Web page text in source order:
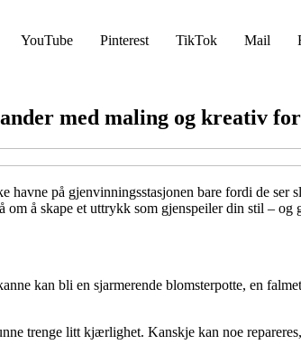
YouTube Pinterest TikTok Mail
med maling og kreativ
havne på gjenvinningsstasjonen bare fordi de
om å skape et uttrykk som gjenspeiler din stil –
kan bli en sjarmerende blomsterpotte, en
trenge litt kjærlighet. Kanskje kan noe